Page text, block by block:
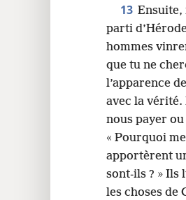
13 Ensuite,
parti
hommes
que tu ne
l’apparence
avec la
nous payer
« Pourquoi
apportèrent
sont-ils ? » Ils
les choses de